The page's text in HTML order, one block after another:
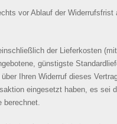
vor Ablauf der Widerrufsfrist
der Lieferkosten
günstigste
Ihren Widerruf dieses
eingesetzt haben, es sei
berechnet.